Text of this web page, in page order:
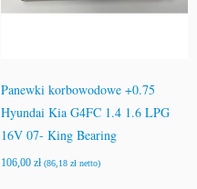
Panewki korbowodowe +0.75
Hyundai Kia G4FC 1.4 1.6 LPG
16V 07- King Bearing
106,00 zł (86,18 złnetto)